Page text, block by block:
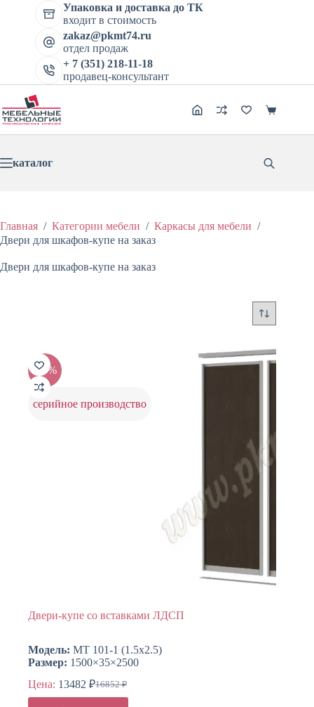
Упаковка и доставка до ТК
входит в стоимость
zakaz@pkmt74.ru
отдел продаж
+ 7 (351) 218-11-18
продавец-консультант
Корзина
каталог
Главная / Категории мебели / Каркасы для мебели /
Двери для шкафов-купе на заказ
Двери для шкафов-купе на заказ
-20%
серийное производство
Двери-купе со вставками ЛДСП
Модель: МТ 101-1 (1.5х2.5)
Размер: 1500×35×2500
Цена:
16852₽
Первоначальная
цена
13482 ₽Текущая
цена:
Этот